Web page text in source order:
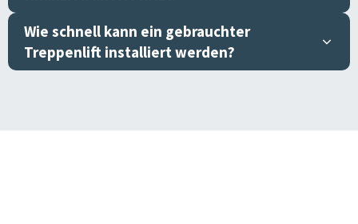
Wie schnell kann ein gebrauchter
Treppenlift installiert werden?